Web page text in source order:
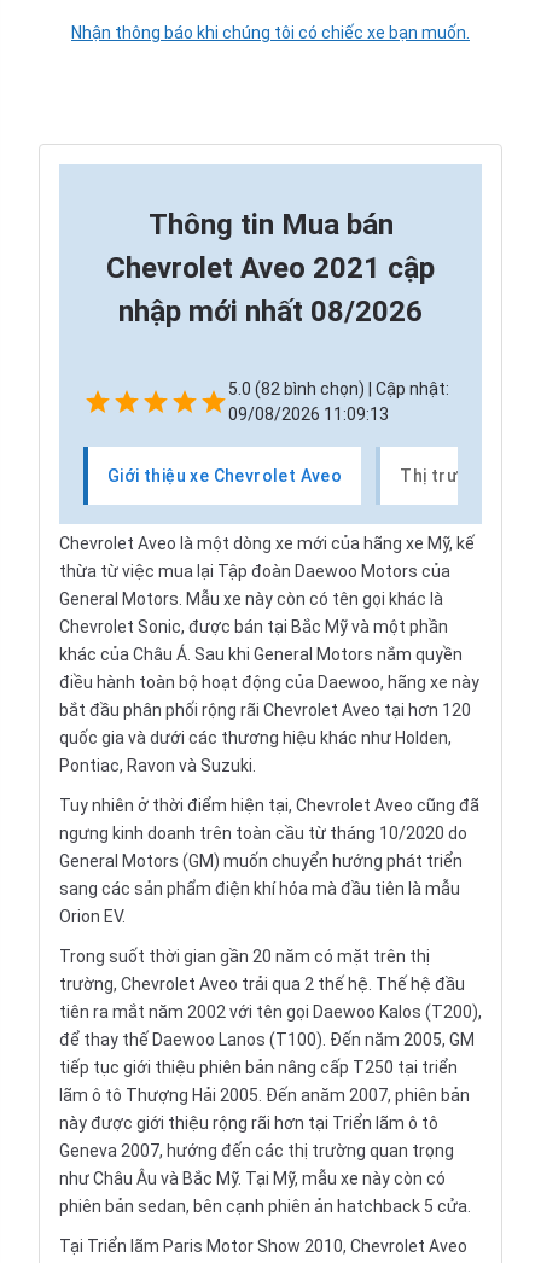
Nhận thông báo khi chúng tôi có chiếc xe bạn muốn.
Thông tin Mua bán
Chevrolet Aveo 2021 cập
nhập mới nhất 08/2026
5.0 (82 bình chọn) | Cập nhật:
09/08/2026 11:09:13
Giới thiệu xe Chevrolet Aveo Thị trường xe
Chevrolet Aveo là một dòng xe mới của hãng xe Mỹ, kế
thừa từ việc mua lại Tập đoàn Daewoo Motors của
General Motors. Mẫu xe này còn có tên gọi khác là
Chevrolet Sonic, được bán tại Bắc Mỹ và một phần
khác của Châu Á. Sau khi General Motors nắm quyền
điều hành toàn bộ hoạt động của Daewoo, hãng xe này
bắt đầu phân phối rộng rãi Chevrolet Aveo tại hơn 120
quốc gia và dưới các thương hiệu khác như Holden,
Pontiac, Ravon và Suzuki.
Tuy nhiên ở thời điểm hiện tại, Chevrolet Aveo cũng đã
ngưng kinh doanh trên toàn cầu từ tháng 10/2020 do
General Motors (GM) muốn chuyển hướng phát triển
sang các sản phẩm điện khí hóa mà đầu tiên là mẫu
Orion EV.
Trong suốt thời gian gần 20 năm có mặt trên thị
trường, Chevrolet Aveo trải qua 2 thế hệ. Thế hệ đầu
tiên ra mắt năm 2002 với tên gọi Daewoo Kalos (T200),
để thay thế Daewoo Lanos (T100). Đến năm 2005, GM
tiếp tục giới thiệu phiên bản nâng cấp T250 tại triển
lãm ô tô Thượng Hải 2005. Đến anăm 2007, phiên bản
này được giới thiệu rộng rãi hơn tại Triển lãm ô tô
Geneva 2007, hướng đến các thị trường quan trọng
như Châu Âu và Bắc Mỹ. Tại Mỹ, mẫu xe này còn có
phiên bản sedan, bên cạnh phiên ản hatchback 5 cửa.
Tại Triển lãm Paris Motor Show 2010, Chevrolet Aveo